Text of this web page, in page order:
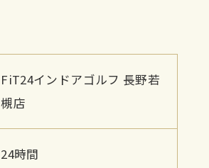
FiT24インドアゴルフ 長野若
槻店
24時間